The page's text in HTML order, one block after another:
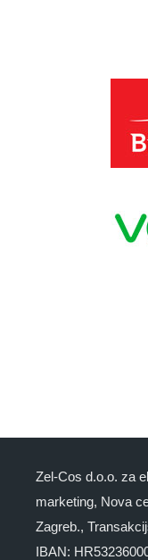
Zel-Cos d.o.o. za
marketing, Nova
Zagreb.,
IBAN: